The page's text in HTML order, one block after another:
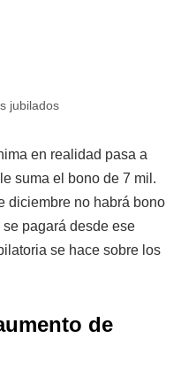
jubilados
en realidad pasa a
suma el bono de 7 mil.
diciembre no habrá bono
pagará desde ese
se hace sobre los
de